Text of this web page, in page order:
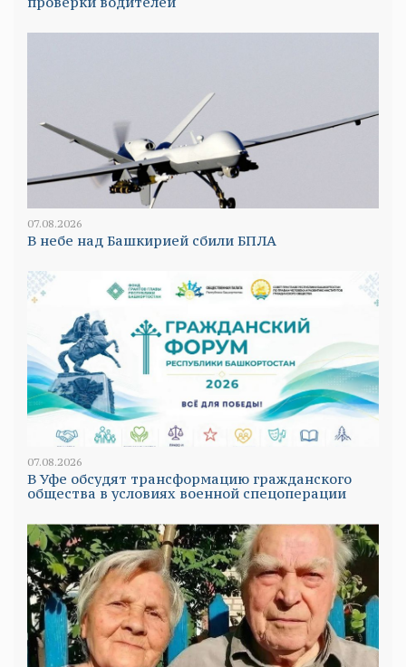
07.08.2026
В небе над Башкирией сбили БПЛА
07.08.2026
В Уфе обсудят трансформацию гражданского
общества в условиях военной спецоперации